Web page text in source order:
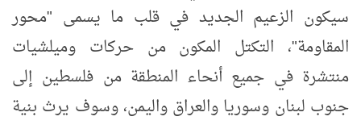
سيكون الزعيم الجديد في قلب ما يسمى "محور
المقاومة"، التكتل المكون من حركات وميلشيات
منتشرة في جميع أنحاء المنطقة من فلسطين إلى
جنوب لبنان وسوريا والعراق واليمن، وسوف يرث بنية